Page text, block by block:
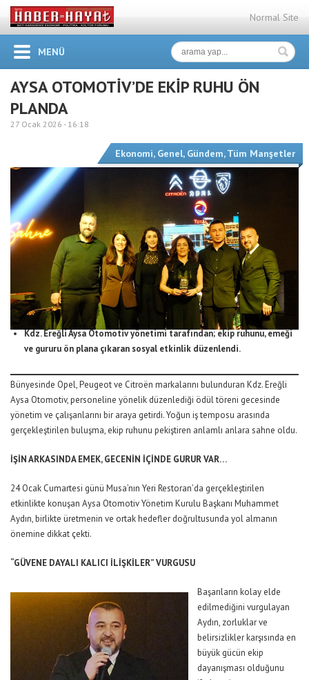
Normal Site
MENÜ
AYSA OTOMOTİV’DE EKİP RUHU ÖN
PLANDA
27 Ocak 2026 - 16:18
Ekonomi, Genel, Gündem,Tüm Manşetler
Kdz. Ereğli Aysa Otomotiv yönetimi tarafından; ekip ruhunu, emeği
ve gururu ön plana çıkaran sosyal etkinlik düzenlendi.
Bünyesinde Opel, Peugeot ve Citroën markalarını bulunduran Kdz. Ereğli
Aysa Otomotiv, personeline yönelik düzenlediği ödül töreni gecesinde
yönetim ve çalışanlarını bir araya getirdi. Yoğun iş temposu arasında
gerçekleştirilen buluşma, ekip ruhunu pekiştiren anlamlı anlara sahne oldu.
İŞİN ARKASINDA EMEK, GECENİN İÇİNDE GURUR VAR…
24 Ocak Cumartesi günü Musa’nın Yeri Restoran’da gerçekleştirilen
etkinlikte konuşan Aysa Otomotiv Yönetim Kurulu Başkanı Muhammet
Aydın, birlikte üretmenin ve ortak hedefler doğrultusunda yol almanın
önemine dikkat çekti.
“GÜVENE DAYALI KALICI İLİŞKİLER” VURGUSU
Başarıların kolay elde
edilmediğini vurgulayan
Aydın, zorluklar ve
belirsizlikler karşısında en
büyük gücün ekip
dayanışması olduğunu